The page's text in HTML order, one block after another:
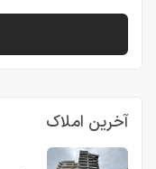
آخرین املاک